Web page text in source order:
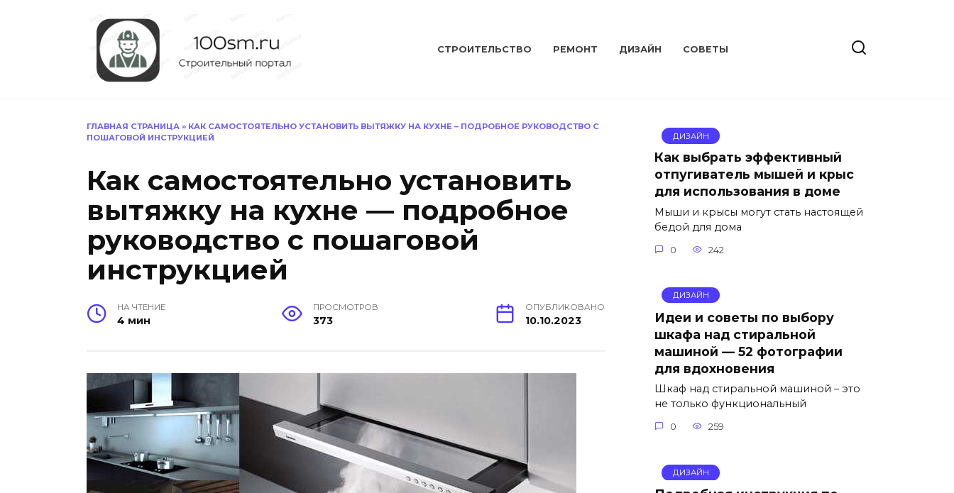
СТРОИТЕЛЬСТВО РЕМОНТ ДИЗАЙН СОВЕТЫ
ГЛАВНАЯ СТРАНИЦА » КАК САМОСТОЯТЕЛЬНО УСТАНОВИТЬ ВЫТЯЖКУ НА КУХНЕ – ПОДРОБНОЕ РУКОВОДСТВО С
ПОШАГОВОЙ ИНСТРУКЦИЕЙ
Как самостоятельно установить
вытяжку на кухне — подробное
руководство с пошаговой
инструкцией
НА ЧТЕНИЕ
4 мин
ПРОСМОТРОВ
373
ОПУБЛИКОВАНО
10.10.2023
ДИЗАЙН
Как выбрать эффективный
отпугиватель мышей и крыс
для использования в доме
Мыши и крысы могут стать настоящей
бедой для дома
0 242
ДИЗАЙН
Идеи и советы по выбору
шкафа над стиральной
машиной — 52 фотографии
для вдохновения
Шкаф над стиральной машиной – это
не только функциональный
0 259
ДИЗАЙН